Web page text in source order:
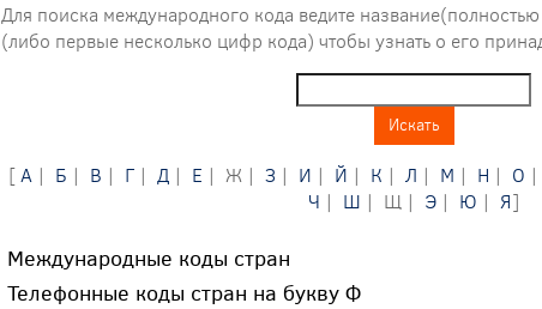
Для поиска международного кода ведите
(либо первые несколько цифр кода) чтобы узнать о его
Искать
[А | Б | В | Г | Д | Е | Ж | З | И | Й | К | Л | М | Н | О |
Ч | Ш | Щ | Э | Ю | Я]
Международные коды стран
Телефонные коды стран на букву Ф